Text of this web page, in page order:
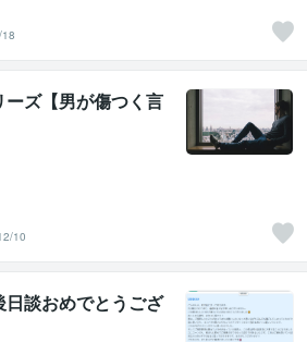
ズ【男が傷つく言
10
談おめでとうござ